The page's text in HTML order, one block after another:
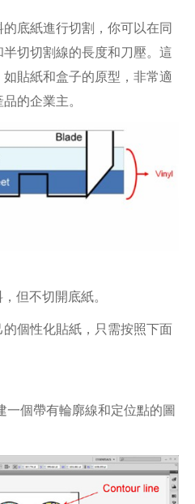
底紙進行切割，你可以在同
切切割線的長度和刀壓。這
貼紙和盒子的原型，非常適
的企業主。
但不切開底紙。
個性化貼紙，只需按照下面
個帶有輪廓線和定位點的圖